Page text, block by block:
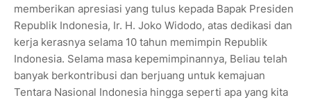
memberikan apresiasi yang tulus kepada Bapak Presiden
Republik Indonesia, Ir. H. Joko Widodo, atas dedikasi dan
kerja kerasnya selama 10 tahun memimpin Republik
Indonesia. Selama masa kepemimpinannya, Beliau telah
banyak berkontribusi dan berjuang untuk kemajuan
Tentara Nasional Indonesia hingga seperti apa yang kita